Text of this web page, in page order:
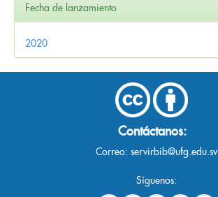
Fecha de lanzamiento
2020
Contáctanos:
Correo: servirbib@ufg.edu.sv
Síguenos: